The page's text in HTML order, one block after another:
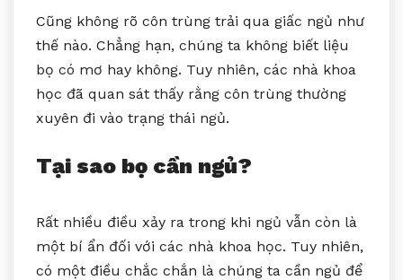
Cũng không rõ côn trùng trải qua giấc ngủ như
thế nào. Chẳng hạn, chúng ta không biết liệu
bọ có mơ hay không. Tuy nhiên, các nhà khoa
học đã quan sát thấy rằng côn trùng thường
xuyên đi vào trạng thái ngủ.
Tại sao bọ cần ngủ?
Rất nhiều điều xảy ra trong khi ngủ vẫn còn là
một bí ẩn đối với các nhà khoa học. Tuy nhiên,
có một điều chắc chắn là chúng ta cần ngủ để